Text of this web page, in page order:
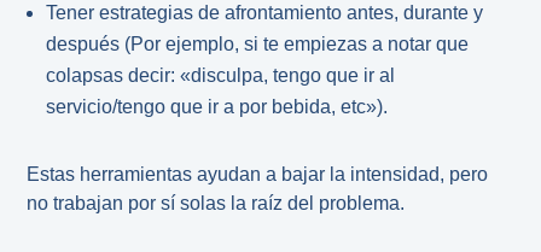
Tener estrategias de afrontamiento antes, durante y
después (Por ejemplo, si te empiezas a notar que
colapsas decir: «disculpa, tengo que ir al
servicio/tengo que ir a por bebida, etc»).
Estas herramientas ayudan a bajar la intensidad, pero
no trabajan por sí solas la raíz del problema.